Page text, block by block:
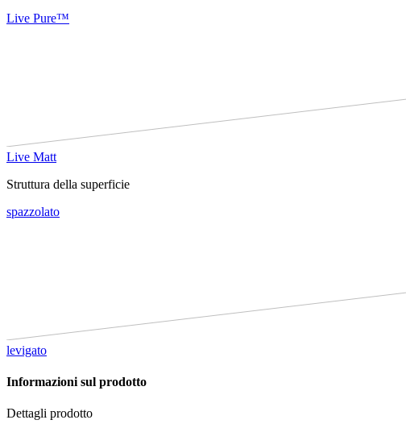
Live Pure™
Live Matt
Struttura della superficie
spazzolato
levigato
Informazioni sul prodotto
Dettagli prodotto